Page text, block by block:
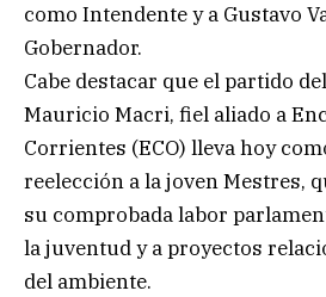
como Intendente y a Gustavo
Gobernador.
Cabe destacar que el partido
Mauricio Macri, fiel aliado a
Corrientes (ECO) lleva hoy
reelección a la joven Mestres,
su comprobada labor
la juventud y a proyectos
del ambiente.